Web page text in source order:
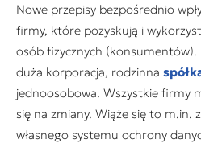
Nowe przepisy bezpośrednio
firmy, które pozyskują i
osób fizycznych (konsumentów).
duża korporacja, rodzinna
jednoosobowa. Wszystkie firmy
się na zmiany. Wiąże się to m.in.
własnego systemu ochrony